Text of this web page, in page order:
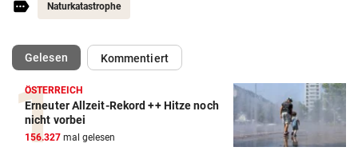
Naturkatastrophe
Gelesen(ausgewählt)Kommentiert
ÖSTERREICH
Erneuter Allzeit-Rekord ++ Hitze noch
nicht vorbei
156.327 mal gelesen